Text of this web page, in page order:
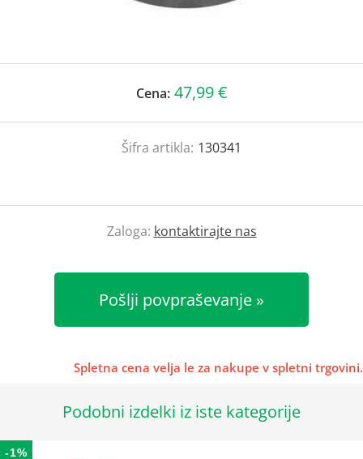
Cena: 47,99 €
Šifra artikla: 130341
Zaloga: kontaktirajte nas
Pošlji povpraševanje
Spletna cena velja le za nakupe v spletni trgovini.
Podobni izdelki iz iste kategorije
-1%